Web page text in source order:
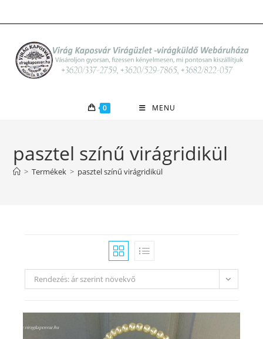
to
0 MENU
pasztel színű virágridikül
> Termékek > pasztel színű virágridikül
Rendezés: ár szerint növekvő